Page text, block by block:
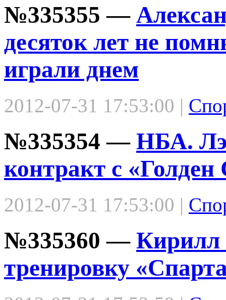
№335355 —
десяток лет не
играли днем
2012-07-31 17:53:00 |
№335354 — НБА.
контракт с «Голден
2012-07-31 17:53:00 |
№335360 — Кирилл
тренировку